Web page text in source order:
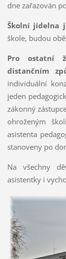
dne zařazován
Školní jídelna
škole, budou
Pro ostatní
distančním
individuální
jeden
zákonný
ohroženým
asistenta
stanoveny po
Na všechny
asistentky i